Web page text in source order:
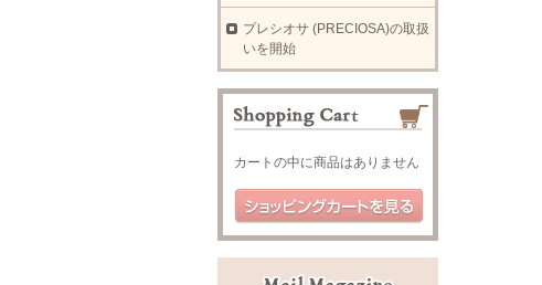
プレシオサ (PRECIOSA)の取扱
いを開始
カートの中に商品はありません